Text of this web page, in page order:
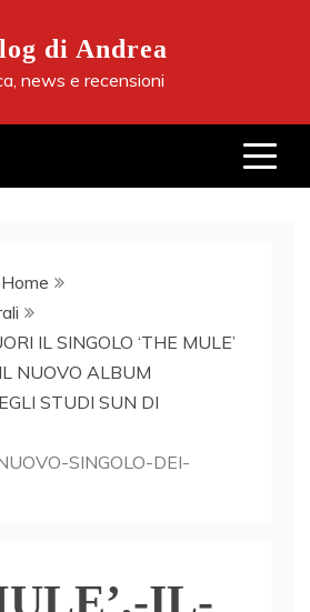
di Andrea
news e recensioni
Home
IL SINGOLO ‘THE MULE’
NUOVO ALBUM
STUDI SUN DI
SINGOLO-DEI-